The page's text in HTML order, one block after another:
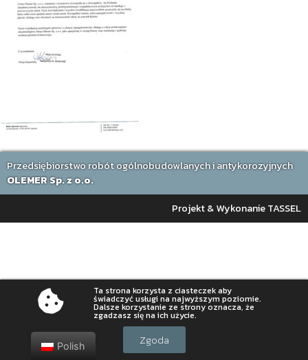
Przedsiębiorstwo robót ogólnobudowlanych i antykorozyjnych
OLEMER Sp. z o.o.
Projekt & Wykonanie TASSEL
Polish
Ta strona korzysta z ciasteczek aby
świadczyć usługi na najwyższym poziomie.
Dalsze korzystanie ze strony oznacza, że
zgadzasz się na ich użycie.
Zgoda